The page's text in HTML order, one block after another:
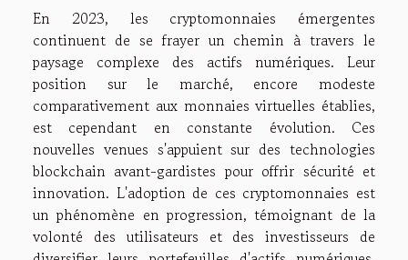
En 2023, les cryptomonnaies émergentes
continuent de se frayer un chemin à travers le
paysage complexe des actifs numériques. Leur
position sur le marché, encore modeste
comparativement aux monnaies virtuelles établies,
est cependant en constante évolution. Ces
nouvelles venues s'appuient sur des technologies
blockchain avant-gardistes pour offrir sécurité et
innovation. L'adoption de ces cryptomonnaies est
un phénomène en progression, témoignant de la
volonté des utilisateurs et des investisseurs de